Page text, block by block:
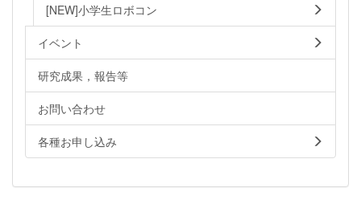
[NEW]小学生ロボコン
イベント
研究成果，報告等
お問い合わせ
各種お申し込み